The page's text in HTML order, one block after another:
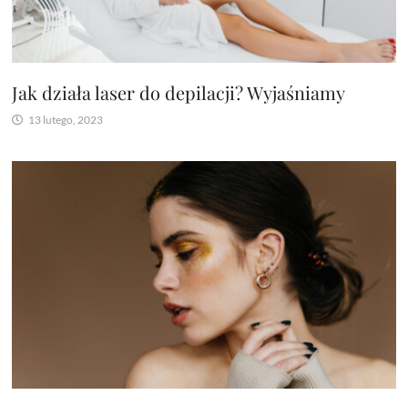
Jak działa laser do depilacji? Wyjaśniamy
13 lutego, 2023